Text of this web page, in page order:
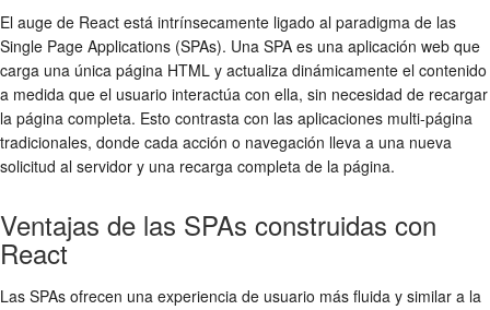
El auge de React está intrínsecamente ligado al paradigma de las
Single Page Applications (SPAs). Una SPA es una aplicación web que
carga una única página HTML y actualiza dinámicamente el contenido
a medida que el usuario interactúa con ella, sin necesidad de recargar
la página completa. Esto contrasta con las aplicaciones multi-página
tradicionales, donde cada acción o navegación lleva a una nueva
solicitud al servidor y una recarga completa de la página.
Ventajas de las SPAs construidas con
React
Las SPAs ofrecen una experiencia de usuario más fluida y similar a la